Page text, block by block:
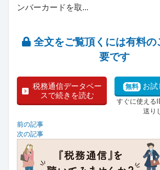
ンバーカードを取...
全文をご覧頂くには有料の
要です
税務通信データベー
スで続きを読む
無料 お試
すぐに使える
送り
前の記事
次の記事